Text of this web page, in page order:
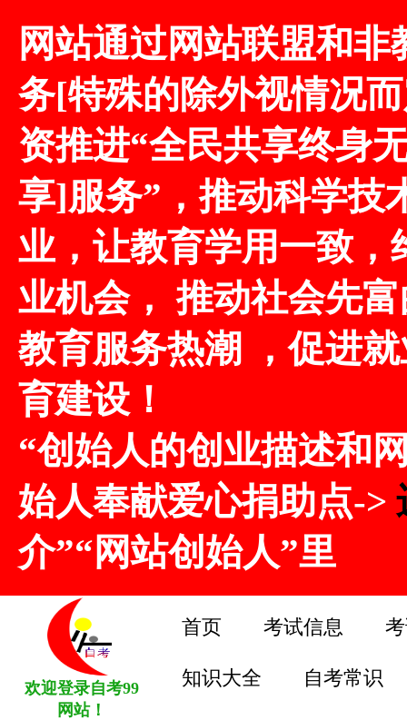
网站通过网站联盟和
务[特殊的除外视情况
资推进“全民共享终身
享]服务”，推动科学技
业，让教育学用一致
业机会， 推动社会先
教育服务热潮 ，促进
育建设！
“创始人的创业描述和
始人奉献爱心捐助点->
介”“网站创始人”里
欢迎登录自考99
网站！
首页 考试信息
知识大全 自考常识